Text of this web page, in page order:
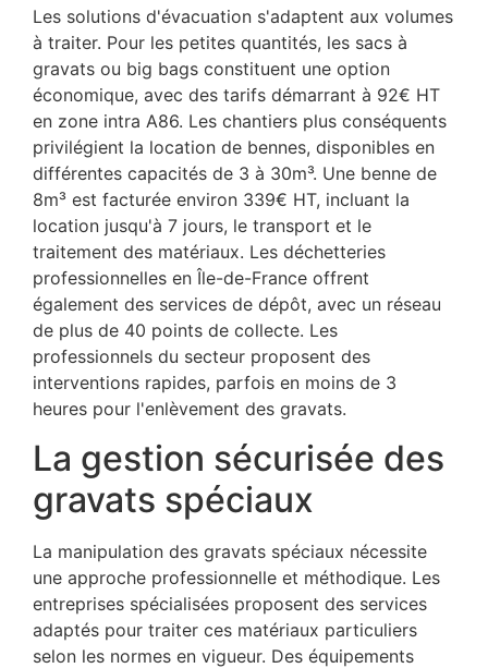
Les solutions d'évacuation s'adaptent aux volumes
à traiter. Pour les petites quantités, les sacs à
gravats ou big bags constituent une option
économique, avec des tarifs démarrant à 92€ HT
en zone intra A86. Les chantiers plus conséquents
privilégient la location de bennes, disponibles en
différentes capacités de 3 à 30m³. Une benne de
8m³ est facturée environ 339€ HT, incluant la
location jusqu'à 7 jours, le transport et le
traitement des matériaux. Les déchetteries
professionnelles en Île-de-France offrent
également des services de dépôt, avec un réseau
de plus de 40 points de collecte. Les
professionnels du secteur proposent des
interventions rapides, parfois en moins de 3
heures pour l'enlèvement des gravats.
La gestion sécurisée des
gravats spéciaux
La manipulation des gravats spéciaux nécessite
une approche professionnelle et méthodique. Les
entreprises spécialisées proposent des services
adaptés pour traiter ces matériaux particuliers
selon les normes en vigueur. Des équipements